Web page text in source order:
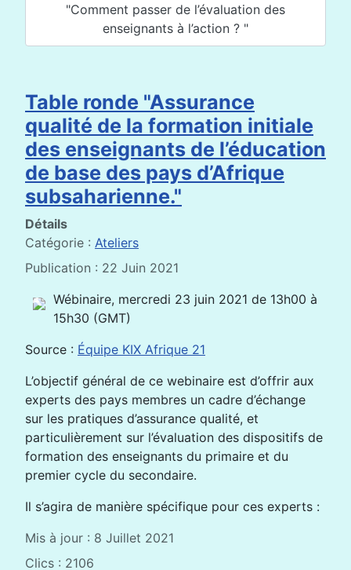
"Comment passer de l’évaluation des
enseignants à l’action ? "
Table ronde "Assurance
qualité de la formation initiale
des enseignants de l’éducation
de base des pays d’Afrique
subsaharienne."
Détails
Catégorie : Ateliers
Publication : 22 Juin 2021
Wébinaire, mercredi 23 juin 2021 de 13h00 à
15h30 (GMT)
Source : Équipe KIX Afrique 21
L’objectif général de ce webinaire est d’offrir aux
experts des pays membres un cadre d’échange
sur les pratiques d’assurance qualité, et
particulièrement sur l’évaluation des dispositifs de
formation des enseignants du primaire et du
premier cycle du secondaire.
Il s’agira de manière spécifique pour ces experts :
Mis à jour : 8 Juillet 2021
Clics : 2106